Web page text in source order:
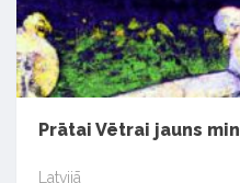
Prātai Vētrai jauns
Latvijā